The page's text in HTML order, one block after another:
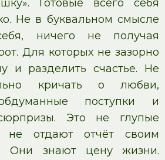
Готовые всего себя
Не в буквальном смысле
ничего не получая
Для которых не зазорно
и разделить счастье. Не
кричать о любви,
поступки и
Это не глупые
не отдают отчёт своим
Они знают цену жизни.